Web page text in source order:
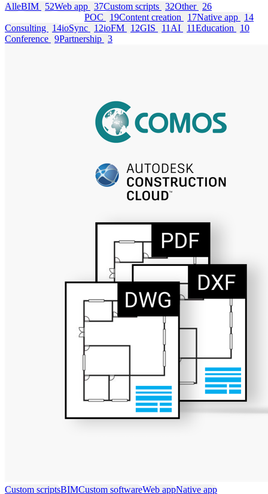
AlleBIM 52Web app 37Custom scripts 32Other 26
POC 19Content creation 17Native app
14
Consulting
14ioSync 12ioFM 12GIS 11 AI 11Education
10
Conference 9Partnership 3
Custom scriptsBIMCustom softwareWeb appNative app